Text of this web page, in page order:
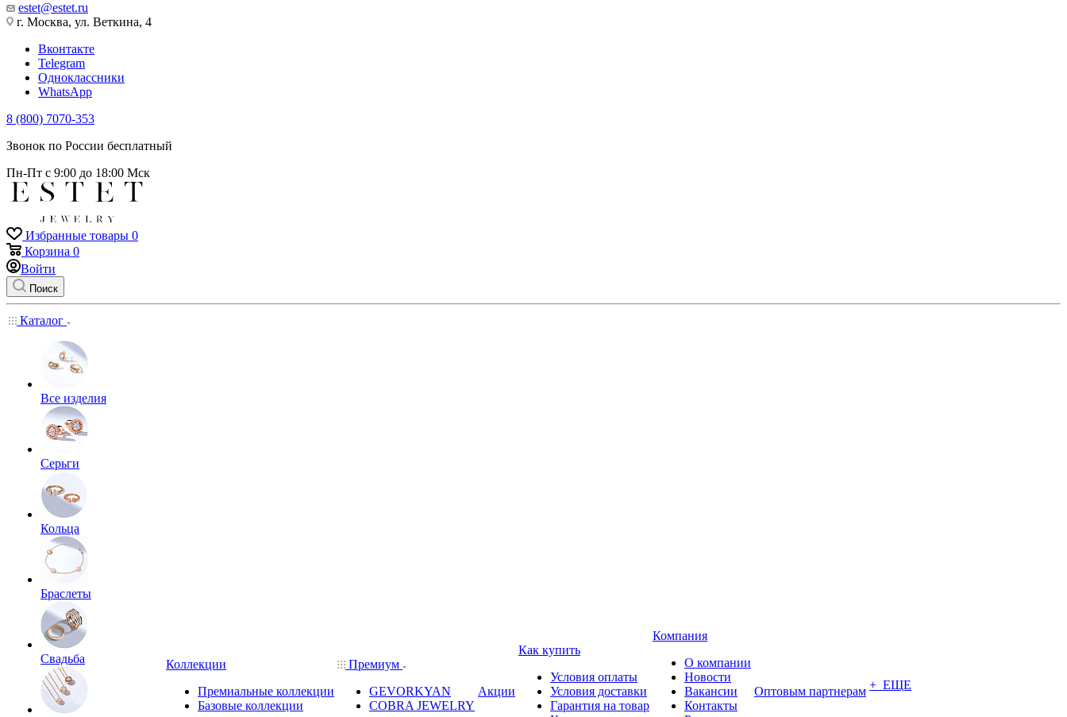
estet@estet.ru
г. Москва, ул. Веткина, 4
Вконтакте
Telegram
Одноклассники
WhatsApp
8 (800) 7070-353
Звонок по России бесплатный
Пн-Пт с 9:00 до 18:00 Мск
Избранные товары 0
Корзина 0
Войти
Поиск
Каталог
Все изделия
Серьги
Кольца
Браслеты
Свадьба
Коллекции
Премиальные коллекции
Базовые коллекции
Премиум
GEVORKYAN
COBRA JEWELRY
Акции
Как купить
Условия оплаты
Условия доставки
Гарантия на товар
Компания
О компании
Новости
Вакансии
Контакты
Оптовым партнерам + ЕЩЕ